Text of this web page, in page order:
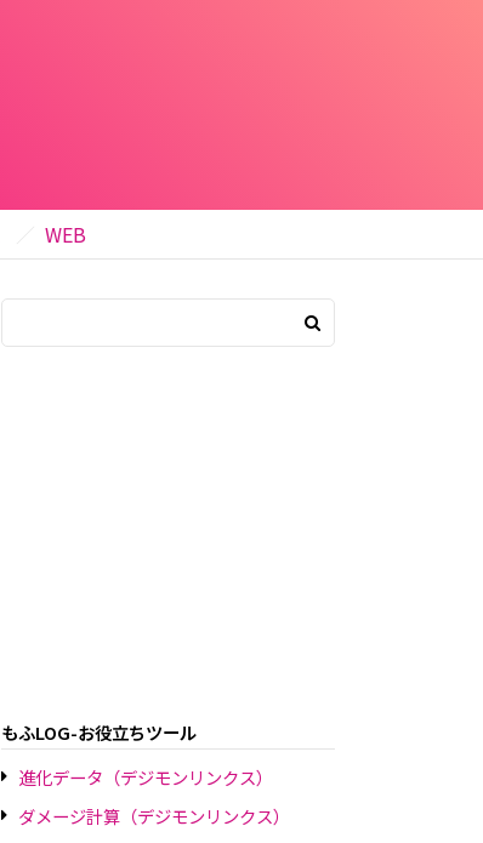
WEB
もふLOG-お役立ちツール
進化データ（デジモンリンクス）
ダメージ計算（デジモンリンクス）